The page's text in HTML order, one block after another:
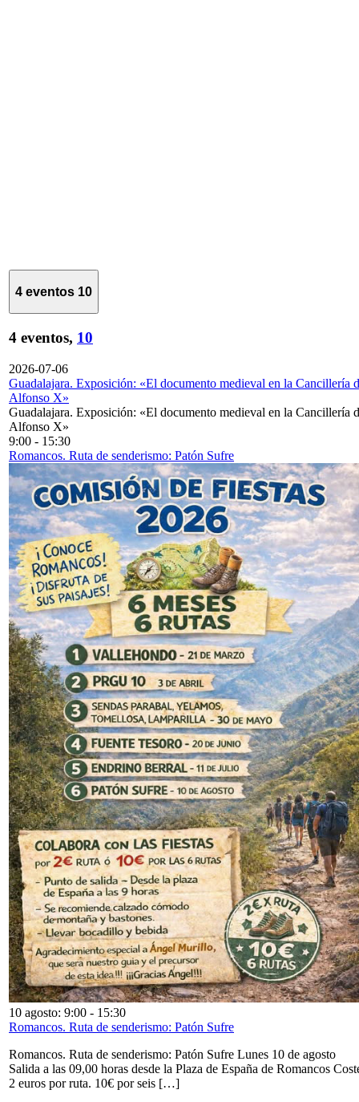
4 eventos 10
4 eventos, 10
2026-07-06
Guadalajara. Exposición: «El documento medieval en la Cancillería
Alfonso X»
Guadalajara. Exposición: «El documento medieval en la Cancillería
Alfonso X»
9:00 - 15:30
Romancos. Ruta de senderismo: Patón Sufre
10 agosto: 9:00 - 15:30
Romancos. Ruta de senderismo: Patón Sufre
Romancos. Ruta de senderismo: Patón Sufre Lunes 10 de agosto
Salida a las 09,00 horas desde la Plaza de España de Romancos
2 euros por ruta. 10€ por seis […]